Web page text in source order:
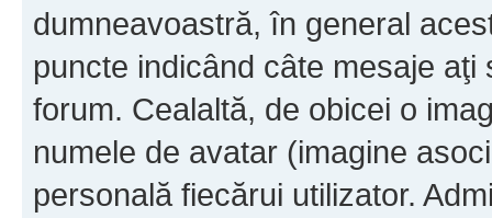
dumneavoastră, în general
puncte indicând câte mesaje
forum. Cealaltă, de obicei o
numele de avatar (imagine
personală fiecărui utilizator.